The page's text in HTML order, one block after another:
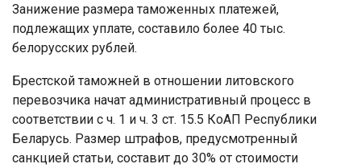
Занижение размера таможенных платежей,
подлежащих уплате, составило более 40 тыс.
белорусских рублей.
Брестской таможней в отношении литовского
перевозчика начат административный процесс в
соответствии с ч. 1 и ч. 3 ст. 15.5 КоАП Республики
Беларусь. Размер штрафов, предусмотренный
санкцией статьи, составит до 30% от стоимости